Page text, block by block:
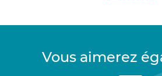
Vous aimerez